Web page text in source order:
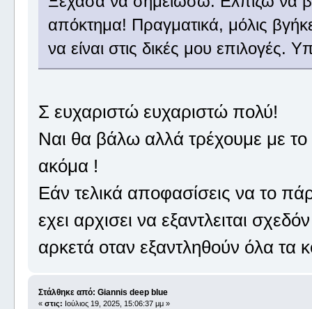
απόκτημα! Πραγματικά, μόλις
να είναι στις δικές μου
Σ ευχαριστώ ευχαριστώ πολύ!
Ναι θα βάλω αλλά τρέχουμε με
ακόμα !
Εάν τελικά αποφασίσεις να το
εχει αρχισει να εξαντλειται
αρκετά οταν εξαντληθούν όλα τα
Στάλθηκε από: Giannis deep blue
« στις: Ιούλιος 19, 2025, 15:06:37 μμ »